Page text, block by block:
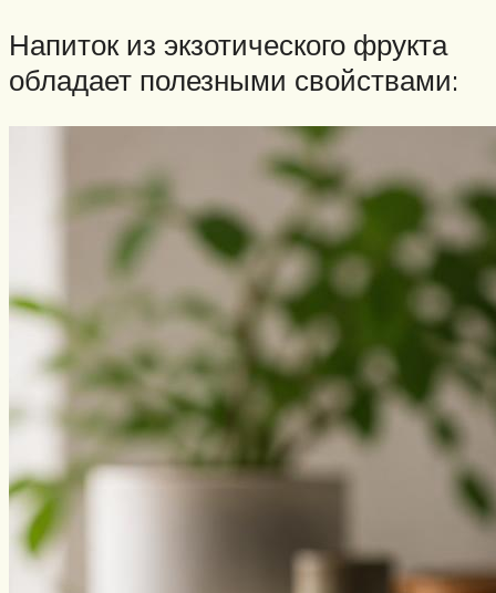
Напиток из экзотического фрукта
обладает полезными свойствами: